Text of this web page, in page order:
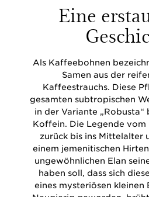
Eine
Als Kaffeebohnen
Samen aus der
Kaffeestrauchs. Diese
gesamten subtropischen
in der Variante „Robusta“
Koffein. Die Legende
zurück bis ins Mittelalter
einem jemenitischen
ungewöhnlichen Elan
haben soll, dass sich
eines mysteriösen kleinen